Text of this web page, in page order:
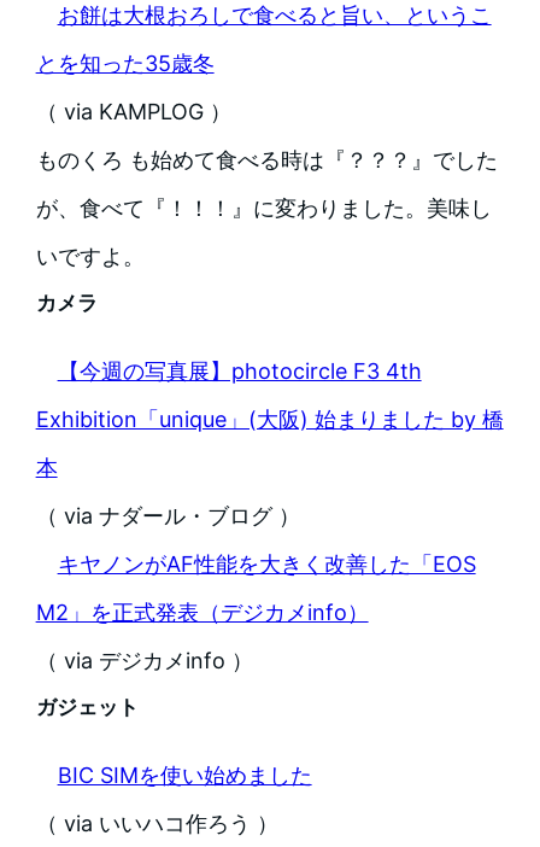
お餅は大根おろしで食べると旨い、というこ
とを知った35歳冬
（ via KAMPLOG ）
ものくろ も始めて食べる時は『？？？』でした
が、食べて『！！！』に変わりました。美味し
いですよ。
カメラ
【今週の写真展】photocircle F3 4th
Exhibition「unique」(大阪) 始まりました by 橋
本
（ via ナダール・ブログ ）
キヤノンがAF性能を大きく改善した「EOS
M2」を正式発表（デジカメinfo）
（ via デジカメinfo ）
ガジェット
BIC SIMを使い始めました
（ via いいハコ作ろう ）